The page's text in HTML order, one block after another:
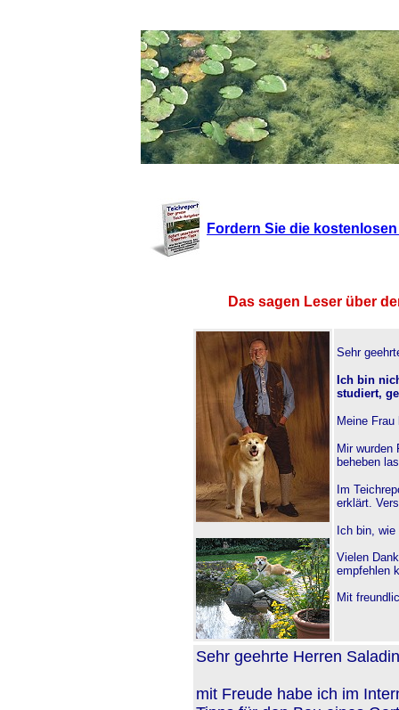
Fordern Sie die
Das sagen Leser über
Sehr
Ich bin
studiert,
Meine
Mir
beheben
Im
erklärt.
Ich bin,
Vielen
empfehlen
Mit
Sehr geehrte Herren
mit Freude habe ich im